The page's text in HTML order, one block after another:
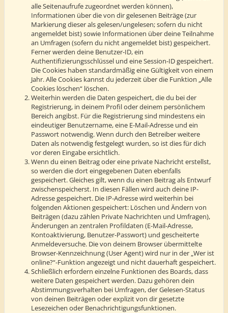
alle Seitenaufrufe zugeordnet werden können),
Informationen über die von dir gelesenen Beiträge (zur
Markierung dieser als gelesen/ungelesen; sofern du nicht
angemeldet bist) sowie Informationen über deine Teilnahme
an Umfragen (sofern du nicht angemeldet bist) gespeichert.
Ferner werden deine Benutzer-ID, ein
Authentifizierungsschlüssel und eine Session-ID gespeichert.
Die Cookies haben standardmäßig eine Gültigkeit von einem
Jahr. Alle Cookies kannst du jederzeit über die Funktion „Alle
Cookies löschen“ löschen.
Weiterhin werden die Daten gespeichert, die du bei der
Registrierung, in deinem Profil oder deinem persönlichem
Bereich angibst. Für die Registrierung sind mindestens ein
eindeutiger Benutzername, eine E-Mail-Adresse und ein
Passwort notwendig. Wenn durch den Betreiber weitere
Daten als notwendig festgelegt wurden, so ist dies für dich
vor deren Eingabe ersichtlich.
Wenn du einen Beitrag oder eine private Nachricht erstellst,
so werden die dort eingegebenen Daten ebenfalls
gespeichert. Gleiches gilt, wenn du einen Beitrag als Entwurf
zwischenspeicherst. In diesen Fällen wird auch deine IP-
Adresse gespeichert. Die IP-Adresse wird weiterhin bei
folgenden Aktionen gespeichert: Löschen und Ändern von
Beiträgen (dazu zählen Private Nachrichten und Umfragen),
Änderungen an zentralen Profildaten (E-Mail-Adresse,
Kontoaktivierung, Benutzer-Passwort) und gescheiterte
Anmeldeversuche. Die von deinem Browser übermittelte
Browser-Kennzeichnung (User Agent) wird nur in der „Wer ist
online?“-Funktion angezeigt und nicht dauerhaft gespeichert.
Schließlich erfordern einzelne Funktionen des Boards, dass
weitere Daten gespeichert werden. Dazu gehören dein
Abstimmungsverhalten bei Umfragen, der Gelesen-Status
von deinen Beiträgen oder explizit von dir gesetzte
Lesezeichen oder Benachrichtigungsfunktionen.